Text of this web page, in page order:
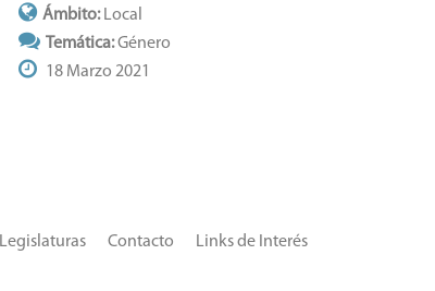
Ámbito:Local
Temática:Género
18 Marzo 2021
Links de Interés
Contacto
Legislaturas